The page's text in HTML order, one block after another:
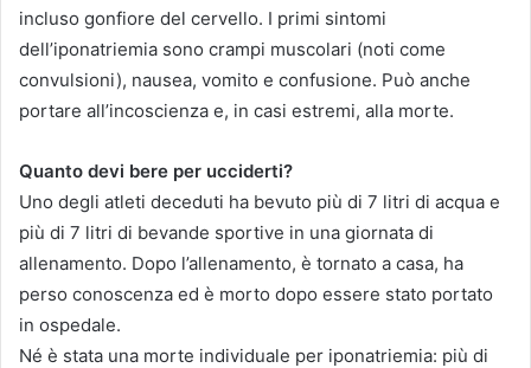
incluso gonfiore del cervello. I primi sintomi
dell’iponatriemia sono crampi muscolari (noti come
convulsioni), nausea, vomito e confusione. Può anche
portare all’incoscienza e, in casi estremi, alla morte.
Quanto devi bere per ucciderti?
Uno degli atleti deceduti ha bevuto più di 7 litri di acqua e
più di 7 litri di bevande sportive in una giornata di
allenamento. Dopo l’allenamento, è tornato a casa, ha
perso conoscenza ed è morto dopo essere stato portato
in ospedale.
Né è stata una morte individuale per iponatriemia: più di